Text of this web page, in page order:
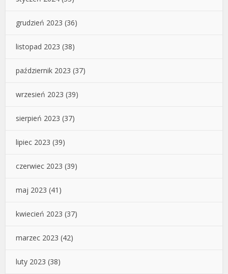
grudzień 2023 (36)
listopad 2023 (38)
październik 2023 (37)
wrzesień 2023 (39)
sierpień 2023 (37)
lipiec 2023 (39)
czerwiec 2023 (39)
maj 2023 (41)
kwiecień 2023 (37)
marzec 2023 (42)
luty 2023 (38)